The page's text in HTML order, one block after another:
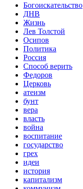
Богоискательство
ДНВ
Жизнь
Лев Толстой
Осипов
Политика
Россия
Способ верить
Федоров
Церковь
атеизм
бунт
вера
власть
война
воспитание
государство
грех
идеи
история
капитализм